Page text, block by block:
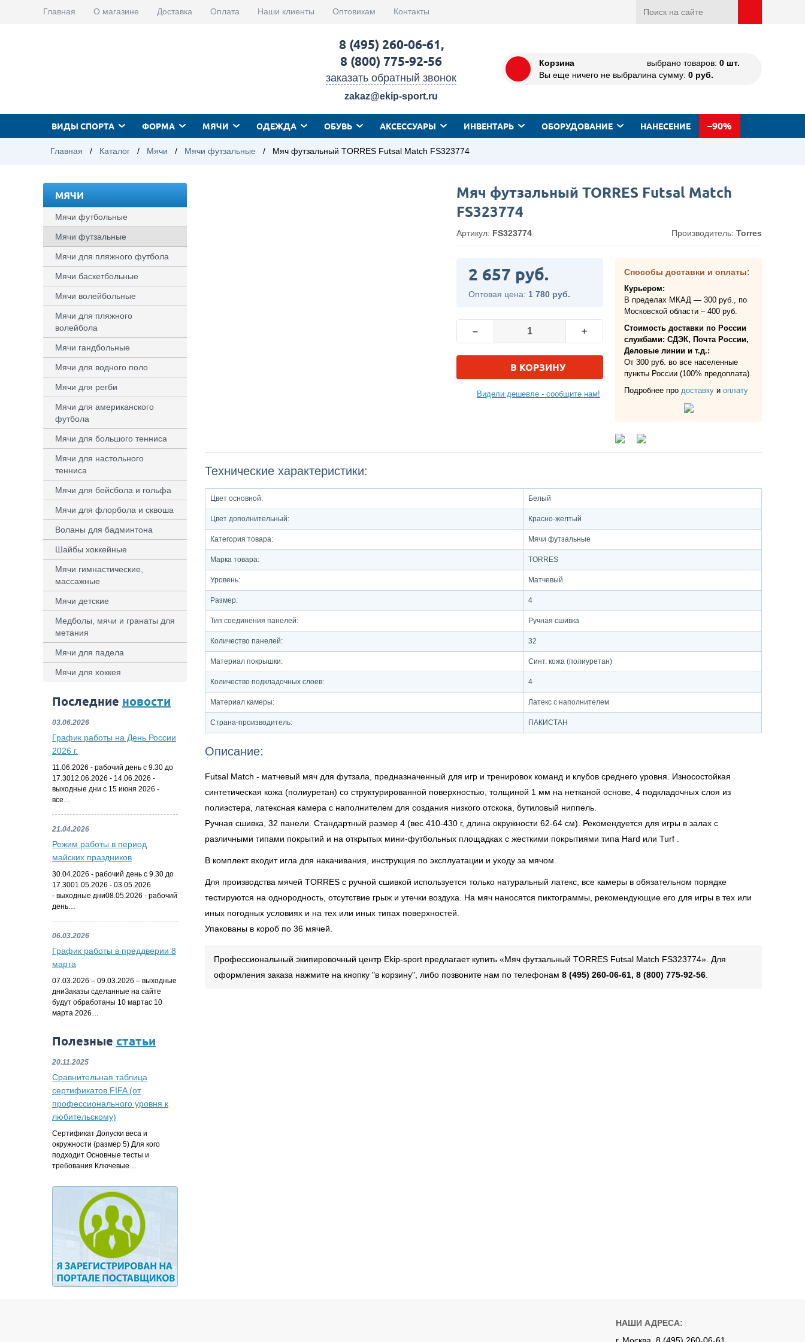
Главная О магазине Доставка Оплата Наши клиенты Оптовикам Контакты
8 (495) 260-06-61,
8 (800) 775-92-56
заказать обратный звонок
zakaz@ekip-sport.ru
Корзина
Вы еще ничего не выбрали
выбрано товаров: 0 шт.
на сумму: 0 руб.
ВИДЫ СПОРТА ФОРМА МЯЧИ ОДЕЖДА ОБУВЬ АКСЕССУАРЫ ИНВЕНТАРЬ ОБОРУДОВАНИЕ НАНЕСЕНИЕ –90%
Главная / Каталог / Мячи / Мячи футзальные / Мяч футзальный TORRES Futsal Match FS323774
МЯЧИ
Мячи футбольные
Мячи футзальные
Мячи для пляжного футбола
Мячи баскетбольные
Мячи волейбольные
Мячи для пляжного
волейбола
Мячи гандбольные
Мячи для водного поло
Мячи для регби
Мячи для американского
футбола
Мячи для большого тенниса
Мячи для настольного
тенниса
Мячи для бейсбола и гольфа
Мячи для флорбола и сквоша
Воланы для бадминтона
Шайбы хоккейные
Мячи гимнастические,
массажные
Мячи детские
Медболы, мячи и гранаты для
метания
Мячи для падела
Мячи для хоккея
Последние новости
03.06.2026
График работы на День России
2026 г.
11.06.2026 - рабочий день с 9.30 до
17.3012.06.2026 - 14.06.2026 -
выходные дни с 15 июня 2026 -
все…
21.04.2026
Режим работы в период
майских праздников
30.04.2026 - рабочий день с 9.30 до
17.3001.05.2026 - 03.05.2026
- выходные дни08.05.2026 - рабочий
день…
06.03.2026
График работы в преддверии 8
марта
07.03.2026 – 09.03.2026 – выходные
дниЗаказы сделанные на сайте
будут обработаны 10 мартас 10
марта 2026…
Полезные статьи
20.11.2025
Сравнительная таблица
сертификатов FIFA (от
профессионального уровня к
любительскому)
Сертификат Допуски веса и
окружности (размер 5) Для кого
подходит Основные тесты и
требования Ключевые…
Мяч футзальный TORRES Futsal Match
FS323774
Артикул: FS323774 Производитель: Torres
2 657 руб.
Оптовая цена: 1 780 руб.
– +
В КОРЗИНУ
Видели дешевле - сообщите нам!
Способы доставки и оплаты:
Курьером:
В пределах МКАД — 300 руб., по
Московской области – 400 руб.
Стоимость доставки по России
службами: СДЭК, Почта России,
Деловые линии и т.д.:
От 300 руб. во все населенные
пункты России (100% предоплата).
Подробнее про доставку и оплату
Технические характеристики:
Цвет основной: Белый
Цвет дополнительный: Красно-желтый
Категория товара: Мячи футзальные
Марка товара: TORRES
Уровень: Матчевый
Размер: 4
Тип соединения панелей: Ручная сшивка
Количество панелей: 32
Материал покрышки: Синт. кожа (полиуретан)
Количество подкладочных слоев: 4
Материал камеры: Латекс с наполнителем
Страна-производитель: ПАКИСТАН
Описание:
Futsal Match - матчевый мяч для футзала, предназначенный для игр и тренировок команд и клубов среднего уровня. Износостойкая
синтетическая кожа (полиуретан) со структурированной поверхностью, толщиной 1 мм на нетканой основе, 4 подкладочных слоя из
полиэстера, латексная камера с наполнителем для создания низкого отскока, бутиловый ниппель.
Ручная сшивка, 32 панели. Стандартный размер 4 (вес 410-430 г, длина окружности 62-64 см). Рекомендуется для игры в залах с
различными типами покрытий и на открытых мини-футбольных площадках с жесткими покрытиями типа Hard или Turf .
В комплект входит игла для накачивания, инструкция по эксплуатации и уходу за мячом.
Для производства мячей TORRES с ручной сшивкой используется только натуральный латекс, все камеры в обязательном порядке
тестируются на однородность, отсутствие грыж и утечки воздуха. На мяч наносятся пиктограммы, рекомендующие его для игры в тех или
иных погодных условиях и на тех или иных типах поверхностей.
Упакованы в короб по 36 мячей.
Профессиональный экипировочный центр Ekip-sport предлагает купить «Мяч футзальный TORRES Futsal Match FS323774». Для
оформления заказа нажмите на кнопку "в корзину", либо позвоните нам по телефонам 8 (495) 260-06-61, 8 (800) 775-92-56
НАШИ АДРЕСА: